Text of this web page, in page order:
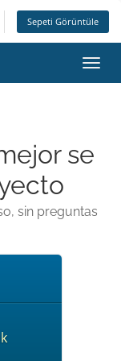
Sepeti Görüntüle
se
sin preguntas